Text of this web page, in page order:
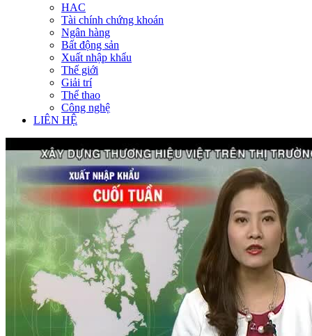
HAC
Tài chính chứng khoán
Ngân hàng
Bất động sản
Xuất nhập khẩu
Thế giới
Giải trí
Thể thao
Công nghệ
LIÊN HỆ